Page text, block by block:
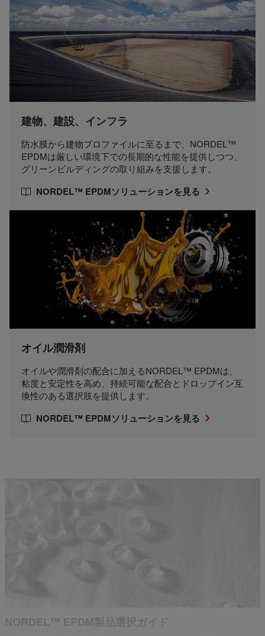
建物、建設、インフラ
防水膜から建物プロファイルに至るまで、NORDEL™
EPDMは厳しい環境下での長期的な性能を提供しつつ、
グリーンビルディングの取り組みを支援します。
NORDEL™ EPDMソリューションを見る
オイル潤滑剤
オイルや潤滑剤の配合に加えるNORDEL™ EPDMは、
粘度と安定性を高め、持続可能な配合とドロップイン互
換性のある選択肢を提供します。
NORDEL™ EPDMソリューションを見る